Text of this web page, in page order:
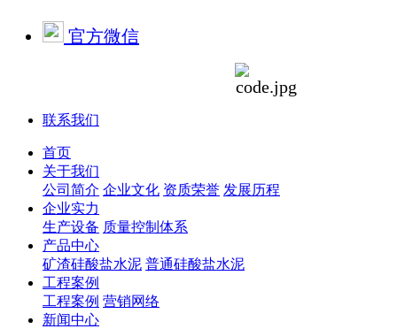
官方微信
联系我们
首页
关于我们
公司简介 企业文化 资质荣誉 发展历程
企业实力
生产设备 质量控制体系
产品中心
矿渣硅酸盐水泥 普通硅酸盐水泥
工程案例
工程案例 营销网络
新闻中心